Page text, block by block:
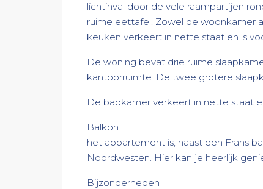
lichtinval door de vele raampartijen
ruime eettafel. Zowel de woonkamer
keuken verkeert in nette staat en is
De woning bevat drie ruime
kantoorruimte. De twee grotere
De badkamer verkeert in nette staat
Balkon
het appartement is, naast een Frans
Noordwesten. Hier kan je heerlijk
Bijzonderheden